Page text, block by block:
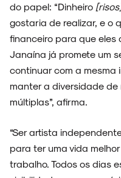
do papel: “Dinheiro
gostaria de realizar, e o
financeiro para que eles
Janaína já promete um
continuar com a
manter a diversidade de
múltiplas”, afirma.
“Ser artista
para ter uma vida
trabalho. Todos os dias